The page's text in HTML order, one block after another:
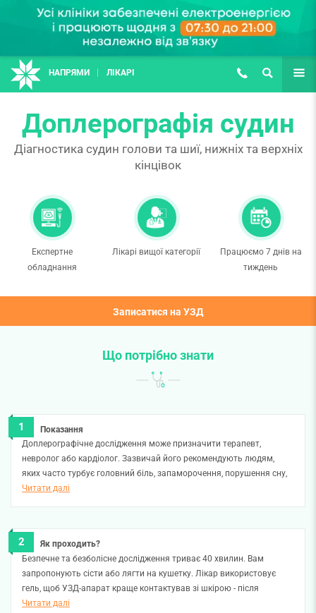
НАПРЯМИ ЛІКАРІ (067) 127-03-03
ПОШУК ЩЕ
Доплерографія судин
Діагностика судин голови та шиї, нижніх та верхніх
кінцівок
Експертне
обладнання
Лікарі вищої категорії
Працюємо 7 днів на
тиждень
Записатися на УЗД
Що потрібно знати
Показання
Доплерографічне дослідження може призначити терапевт,
невролог або кардіолог. Зазвичай його рекомендують людям,
яких часто турбує головний біль, запаморочення, порушення сну,
підвищенний артеріальний тиск, асиметрія пульсу, погіршення
Читати далі
Як проходить?
Безпечне та безболісне дослідження триває 40 хвилин. Вам
запропонують сісти або лягти на кушетку. Лікар використовує
гель, щоб УЗД-апарат краще контактував зі шкірою - після
процедури Ви зможете його витерти.
Читати далі